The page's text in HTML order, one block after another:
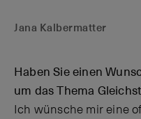
Jana Kalbermatter
Haben Sie einen
um das Thema
Ich wünsche mir eine